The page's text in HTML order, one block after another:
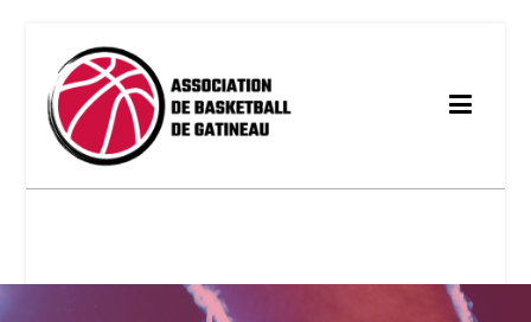
Association de basketball